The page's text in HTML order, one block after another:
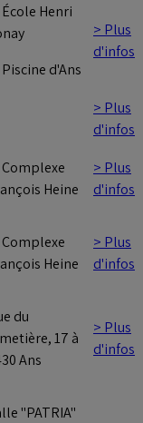
Henri
d'Ans
> Plus
d'infos
> Plus
d'infos
Heine
> Plus
d'infos
Heine
> Plus
d'infos
du
17 à
Ans
> Plus
d'infos
"PATRIA"